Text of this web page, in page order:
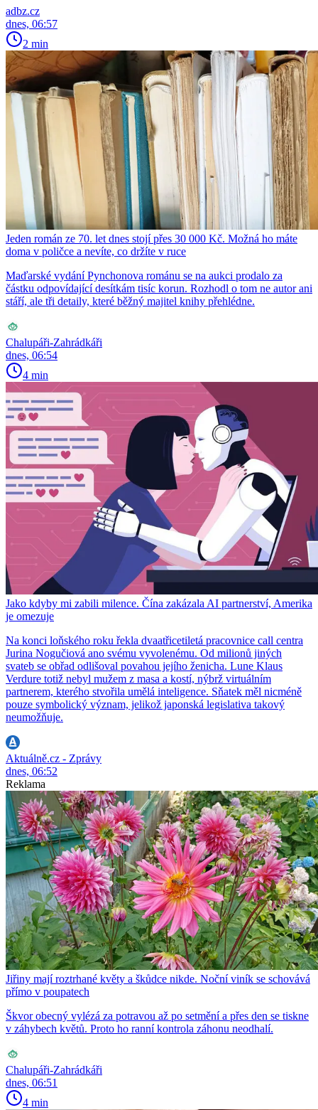
adbz.cz
dnes, 06:57
2 min
Jeden román ze 70. let dnes stojí přes 30 000 Kč. Možná ho máte
doma v poličce a nevíte, co držíte v ruce
Maďarské vydání Pynchonova románu se na aukci prodalo za
částku odpovídající desítkám tisíc korun. Rozhodl o tom ne autor ani
stáří, ale tři detaily, které běžný majitel knihy přehlédne.
Chalupáři-Zahrádkáři
dnes, 06:54
4 min
Jako kdyby mi zabili milence. Čína zakázala AI partnerství, Amerika
je omezuje
Na konci loňského roku řekla dvaatřicetiletá pracovnice call centra
Jurina Nogučiová ano svému vyvolenému. Od milionů jiných
svateb se obřad odlišoval povahou jejího ženicha. Lune Klaus
Verdure totiž nebyl mužem z masa a kostí, nýbrž virtuálním
partnerem, kterého stvořila umělá inteligence. Sňatek měl nicméně
pouze symbolický význam, jelikož japonská legislativa takový
neumožňuje.
Aktuálně.cz - Zprávy
dnes, 06:52
Reklama
Jiřiny mají roztrhané květy a škůdce nikde. Noční viník se schovává
přímo v poupatech
Škvor obecný vylézá za potravou až po setmění a přes den se tiskne
v záhybech květů. Proto ho ranní kontrola záhonu neodhalí.
Chalupáři-Zahrádkáři
dnes, 06:51
4 min